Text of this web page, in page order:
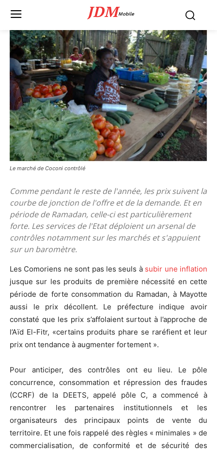
JDMMobile
Le marché de Coconi contrôlé
Comme pendant le reste de l'année, les prix suivent la
courbe de jonction de l'offre et de la demande. Et en
période de Ramadan, celle-ci est particulièrement
forte. Les services de l'Etat déploient un arsenal de
contrôles notamment sur les marchés et s'appuient
sur un baromètre.
Les Comoriens ne sont pas les seuls à subir une inflation
jusque sur les produits de première nécessité en cette
période de forte consommation du Ramadan, à Mayotte
aussi le prix décollent. Le préfecture indique avoir
constaté que les prix s’affolaient surtout à l’approche de
l’Aïd El-Fitr, «certains produits phare se raréfient et leur
prix ont tendance à augmenter fortement ».
Pour anticiper, des contrôles ont eu lieu. Le pôle
concurrence, consommation et répression des fraudes
(CCRF) de la DEETS, appelé pôle C, a commencé à
rencontrer les partenaires institutionnels et les
organisateurs des principaux points de vente du
territoire. Et une fois rappelé des règles « minimales » de
commercialisation, de conformité et de sécurité des